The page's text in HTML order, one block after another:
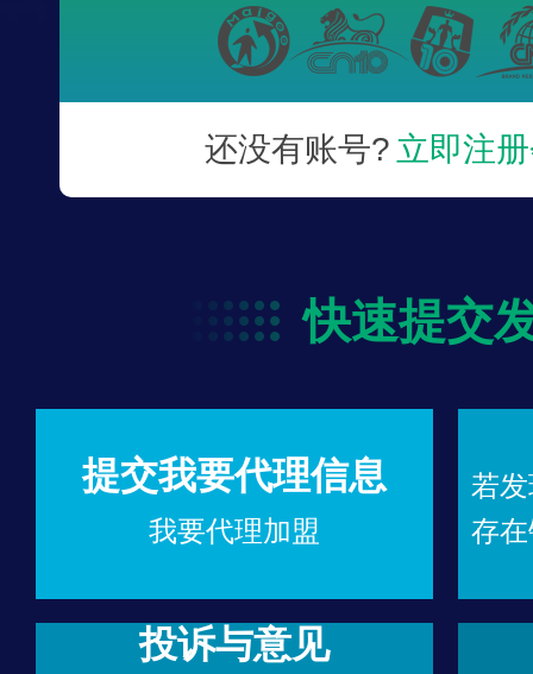
还没有账号? 立即注
快速提交
提交我要代理信息
我要代理加盟
若
存
投诉与意见